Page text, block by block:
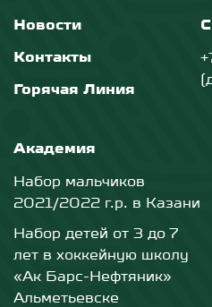
Новости
Контакты
Горячая Линия
Академия
Набор мальчиков
2021/2022 г.р. в Казани
Набор детей от 3 до 7
лет в хоккейную школу
«Ак Барс-Нефтяник»
Альметьевске